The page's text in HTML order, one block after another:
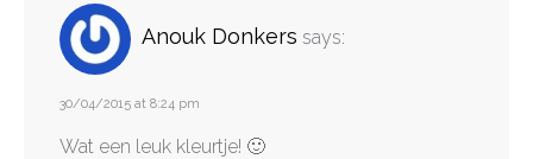
Anouk Donkers says:
30/04/2015 at 8:24 pm
Wat een leuk kleurtje! 🙂